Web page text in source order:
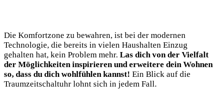
Die Komfortzone zu bewahren, ist bei der modernen
Technologie, die bereits in vielen Haushalten Einzug
gehalten hat, kein Problem mehr. Las dich von der Vielfalt
der Möglichkeiten inspirieren und erweitere dein Wohnen
so, dass du dich wohlfühlen kannst! Ein Blick auf die
Traumzeitschaltuhr lohnt sich in jedem Fall.